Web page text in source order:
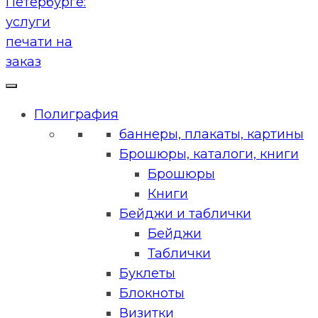
Полиграфия
баннеры, плакаты, картины
Брошюры, каталоги, книги
Брошюры
Книги
Бейджи и таблички
Бейджи
Таблички
Буклеты
Блокноты
Визитки